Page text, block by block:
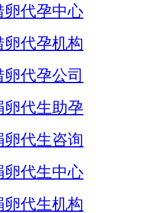
卵代孕中心
卵代孕机构
代孕公司
卵代生助孕
卵代生咨询
卵代生中心
卵代生机构